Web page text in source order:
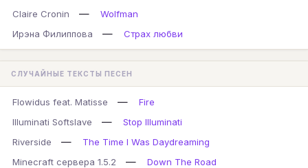
Claire Cronin
—
Wolfman
Ирэна Филиппова
— Страх любви
СЛУЧАЙНЫЕ ТЕКСТЫ ПЕСЕН
Flowidus feat. Matisse —
Fire
Illuminati Softslave
—
Stop Illuminati
Riverside
—
The Time I Was Daydreaming
Minecraft сервера 1.5.2
—
Down The Road